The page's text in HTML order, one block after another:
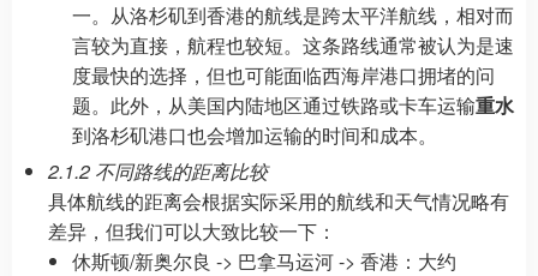
一。从洛杉矶到香港的航线是跨太平洋航线，相对而
言较为直接，航程也较短。这条路线通常被认为是速
度最快的选择，但也可能面临西海岸港口拥堵的问
题。此外，从美国内陆地区通过铁路或卡车运输重水
到洛杉矶港口也会增加运输的时间和成本。
2.1.2 不同路线的距离比较
具体航线的距离会根据实际采用的航线和天气情况略有
差异，但我们可以大致比较一下：
休斯顿/新奥尔良 -> 巴拿马运河 -> 香港：大约